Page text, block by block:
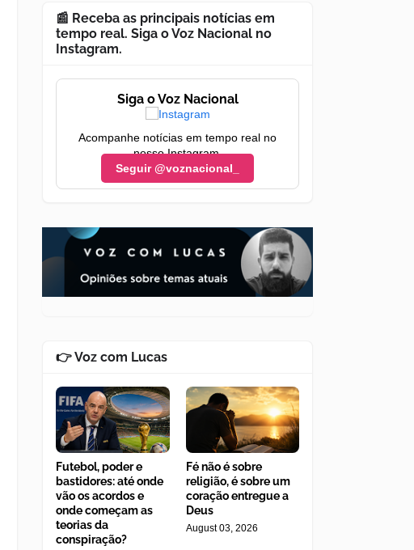
📰 Receba as principais notícias em
tempo real. Siga o Voz Nacional no
Instagram.
Siga o Voz Nacional
Acompanhe notícias em tempo real no
nosso Instagram.
Seguir @voznacional_
👉 Voz com Lucas
Futebol, poder e
bastidores: até onde
vão os acordos e
onde começam as
teorias da
conspiração?
Fé não é sobre
religião, é sobre um
coração entregue a
Deus
August 03, 2026